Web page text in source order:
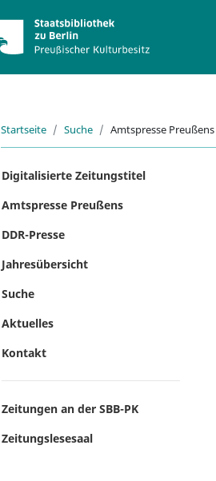
Startseite Suche Amtspresse Preußens
Digitalisierte Zeitungstitel
Amtspresse Preußens
DDR-Presse
Jahresübersicht
Suche
Aktuelles
Kontakt
Zeitungen an der SBB-PK
Zeitungslesesaal